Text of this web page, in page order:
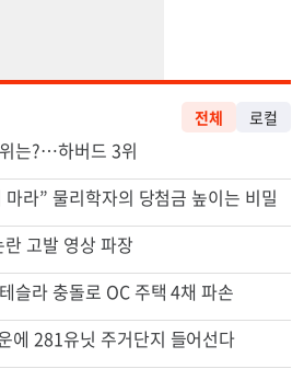
전체 로컬
는?…하버드 3위
라” 물리학자의 당첨금 높이는 비밀
고발 영상 파장
슬라 충돌로 OC 주택 4채 파손
에 281유닛 주거단지 들어선다